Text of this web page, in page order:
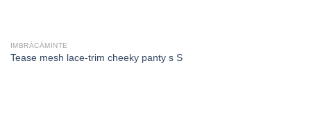
ÎMBRĂCĂMINTE
Tease mesh lace-trim cheeky panty s S